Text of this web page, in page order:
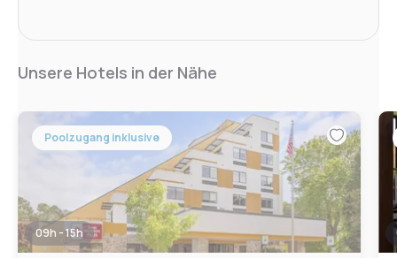
Unsere Hotels in der Nähe
Poolzugang inklusive
09h - 15h